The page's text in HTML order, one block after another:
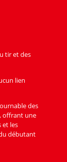
tir et des
lien
des
offrant une
et les
débutant